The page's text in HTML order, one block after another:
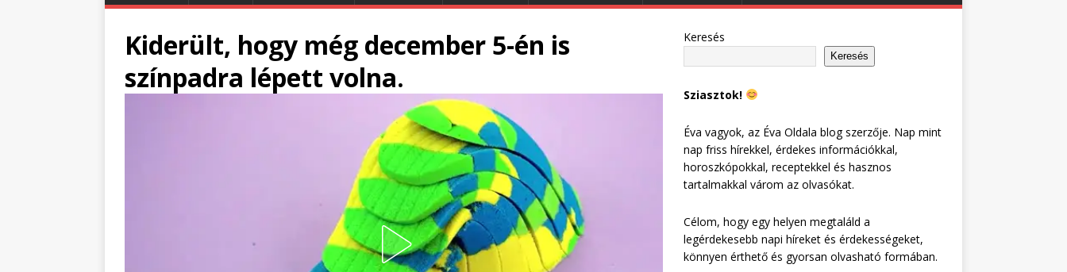
Kiderült, hogy még december 5-én is
színpadra lépett volna.
Keresés
Keresés
Sziasztok!
Éva vagyok, az Éva Oldala blog szerzője. Nap mint
nap friss hírekkel, érdekes információkkal,
horoszkópokkal, receptekkel és hasznos
tartalmakkal várom az olvasókat.
Célom, hogy egy helyen megtaláld a
legérdekesebb napi híreket és érdekességeket,
könnyen érthető és gyorsan olvasható formában.